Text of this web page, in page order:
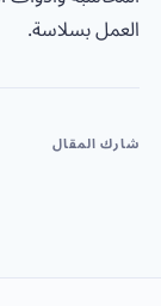
العمل بسلاسة.
شارك المقال